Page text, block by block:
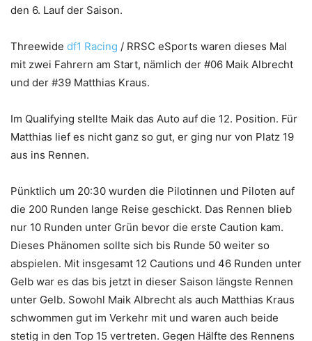
den 6. Lauf der Saison.
Threewide df1 Racing / RRSC eSports waren dieses Mal
mit zwei Fahrern am Start, nämlich der #06 Maik Albrecht
und der #39 Matthias Kraus.
Im Qualifying stellte Maik das Auto auf die 12. Position. Für
Matthias lief es nicht ganz so gut, er ging nur von Platz 19
aus ins Rennen.
Pünktlich um 20:30 wurden die Pilotinnen und Piloten auf
die 200 Runden lange Reise geschickt. Das Rennen blieb
nur 10 Runden unter Grün bevor die erste Caution kam.
Dieses Phänomen sollte sich bis Runde 50 weiter so
abspielen. Mit insgesamt 12 Cautions und 46 Runden unter
Gelb war es das bis jetzt in dieser Saison längste Rennen
unter Gelb. Sowohl Maik Albrecht als auch Matthias Kraus
schwommen gut im Verkehr mit und waren auch beide
stetig in den Top 15 vertreten. Gegen Hälfte des Rennens